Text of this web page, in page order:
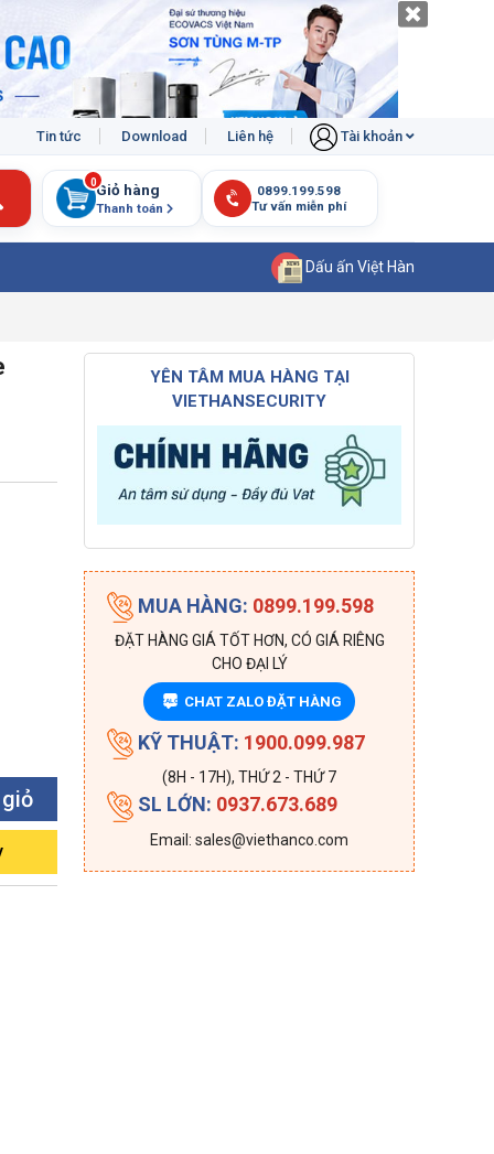
Tin tức Download Liên hệ Tài khoản
Giỏ hàng
Thanh toán
0
Dấu ấn Việt Hàn
YÊN TÂM MUA HÀNG TẠI
VIETHANSECURITY
MUA HÀNG: 0899.199.598
ĐẶT HÀNG GIÁ TỐT HƠN, CÓ GIÁ RIÊNG
CHO ĐẠI LÝ
ZALO CHAT ZALO ĐẶT HÀNG
KỸ THUẬT: 1900.099.987
(8H - 17H), THỨ 2 - THỨ 7
SL LỚN: 0937.673.689
Email: sales@viethanco.com